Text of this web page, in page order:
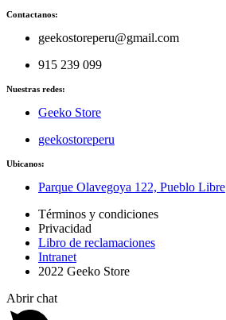
Contactanos:
geekostoreperu@gmail.com
915 239 099
Nuestras redes:
Geeko Store
geekostoreperu
Ubicanos:
Parque Olavegoya 122, Pueblo Libre
Términos y condiciones
Privacidad
Libro de reclamaciones
Intranet
2022 Geeko Store
Abrir chat